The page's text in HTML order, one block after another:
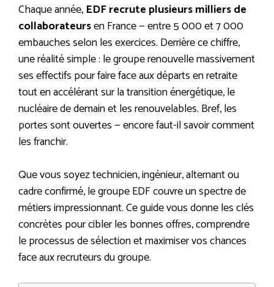
Chaque année, EDF recrute plusieurs milliers de
collaborateursen France — entre 5 000 et 7 000
embauches selon les exercices. Derrière ce chiffre,
une réalité simple : le groupe renouvelle massivement
ses effectifs pour faire face aux départs en retraite
tout en accélérant sur la transition énergétique, le
nucléaire de demain et les renouvelables. Bref, les
portes sont ouvertes — encore faut-il savoir comment
les franchir.
Que vous soyez technicien, ingénieur, alternant ou
cadre confirmé, le groupe EDF couvre un spectre de
métiers impressionnant. Ce guide vous donne les clés
concrètes pour cibler les bonnes offres, comprendre
le processus de sélection et maximiser vos chances
face aux recruteurs du groupe.